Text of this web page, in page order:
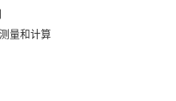
量和计算